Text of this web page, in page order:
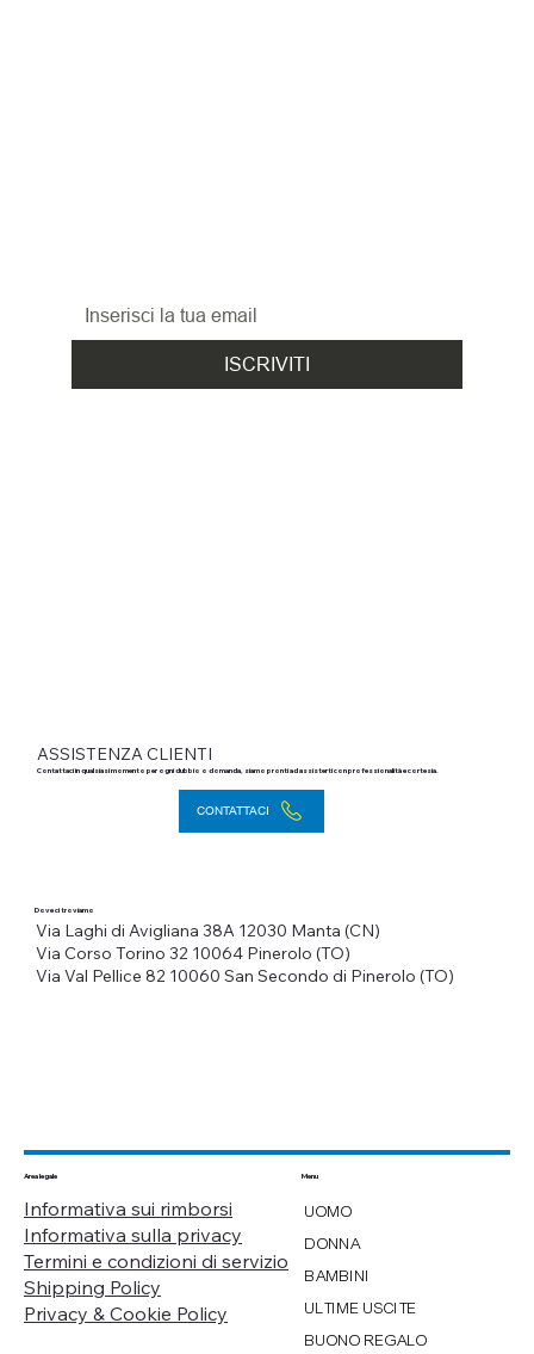
ISCRIVITI
Contattaci in qualsiasi momento per ogni dubbio o domanda, siamo pronti ad assisterti con professionalità e cortesia.
CONTATTACI
ASSISTENZA CLIENTI
Dove ci troviamo
Via Laghi di Avigliana 38A 12030 Manta (CN)
Via Val Pellice 82 10060 San Secondo di Pinerolo (TO)
Via Corso Torino 32 10064 Pinerolo (TO)
Area legale
Informativa sui rimborsi
Informativa sulla privacy
Termini e condizioni di servizio
Shipping Policy
Privacy & Cookie Policy
Menu
UOMO
DONNA
BAMBINI
ULTIME USCITE
BUONO REGALO